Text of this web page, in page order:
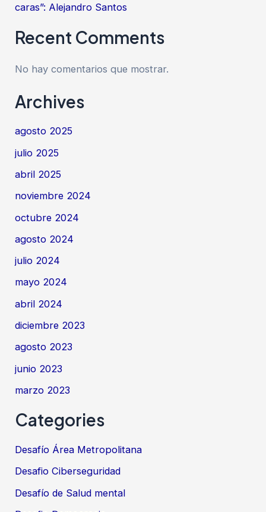
caras”: Alejandro Santos
Recent Comments
No hay comentarios que mostrar.
Archives
agosto 2025
julio 2025
abril 2025
noviembre 2024
octubre 2024
agosto 2024
julio 2024
mayo 2024
abril 2024
diciembre 2023
agosto 2023
junio 2023
marzo 2023
Categories
Desafío Área Metropolitana
Desafio Ciberseguridad
Desafío de Salud mental